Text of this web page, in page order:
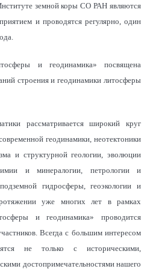
земной коры СО РАН являются
и проводятся регулярно, один
и геодинамика» посвящена
строения и геодинамики литосферы
рассматривается широкий круг
геодинамики, неотектоники
и структурной геологии, эволюции
и минералогии, петрологии и
гидросферы, геоэкологии и
уже многих лет в рамках
и геодинамика» проводится
Всегда с большим интересом
не только с историческими,
достопримечательностями нашего